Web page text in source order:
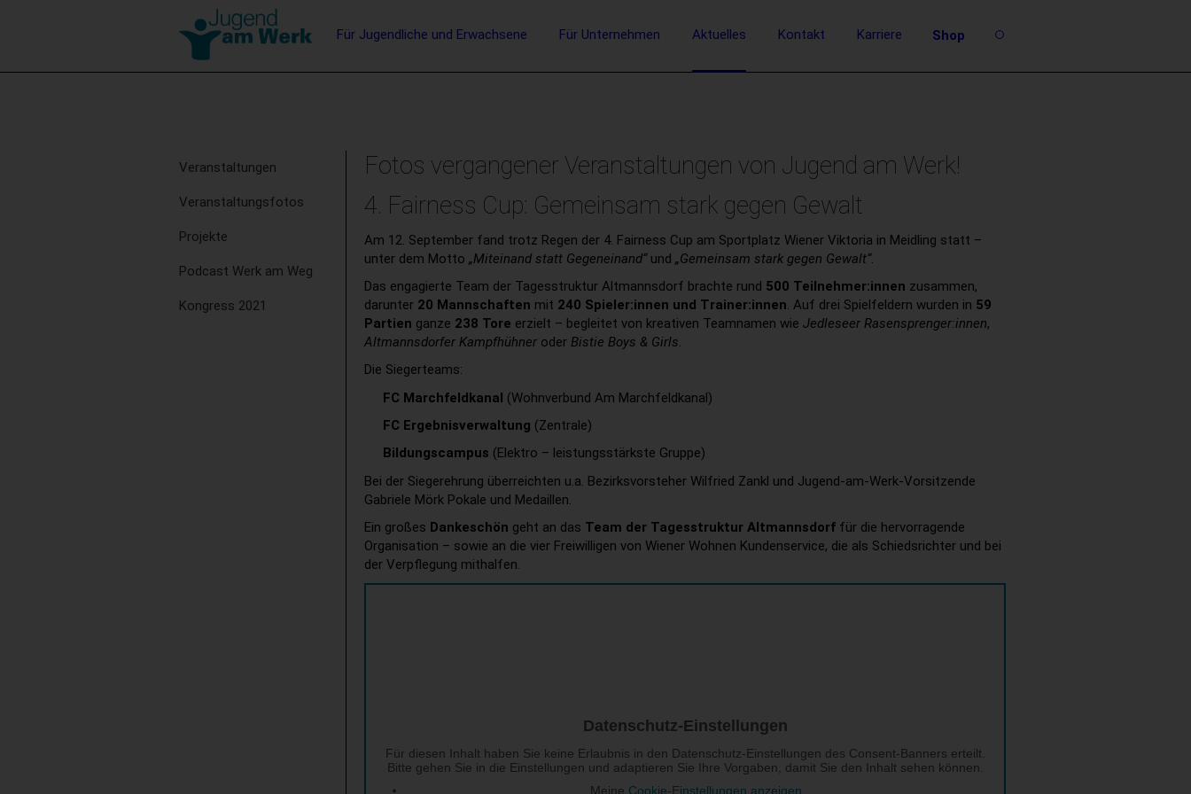
der
Für Jugendliche und Erwachsene Für Unternehmen Aktuelles Kontakt Karriere Shop
Subnavigation
Veranstaltungen
Veranstaltungsfotos
Projekte
Podcast Werk am Weg
Kongress 2021
Fotos vergangener Veranstaltungen von Jugend am Werk!
4. Fairness Cup: Gemeinsam stark gegen Gewalt
Am 12. September fand trotz Regen der 4. Fairness Cup am Sportplatz Wiener Viktoria in Meidling statt –
unter dem Motto „Miteinand statt Gegeneinand“und „Gemeinsam stark gegen Gewalt“.
Das engagierte Team der Tagesstruktur Altmannsdorf brachte rund 500 Teilnehmer:innen zusammen,
darunter 20 Mannschaften mit 240 Spieler:innen und Trainer:innen. Auf drei Spielfeldern wurden in 59
Partien ganze 238 Tore erzielt – begleitet von kreativen Teamnamen wie Jedleseer Rasensprenger:innen,
Altmannsdorfer Kampfhühner oder Bistie Boys & Girls.
Die Siegerteams:
FC Marchfeldkanal (Wohnverbund Am Marchfeldkanal)
FC Ergebnisverwaltung (Zentrale)
Bildungscampus (Elektro – leistungsstärkste Gruppe)
Bei der Siegerehrung überreichten u.a. Bezirksvorsteher Wilfried Zankl und Jugend-am-Werk-Vorsitzende
Gabriele Mörk Pokale und Medaillen.
Ein großes Dankeschön geht an das Team der Tagesstruktur Altmannsdorf für die hervorragende
Organisation – sowie an die vier Freiwilligen von Wiener Wohnen Kundenservice, die als Schiedsrichter und bei
der Verpflegung mithalfen.